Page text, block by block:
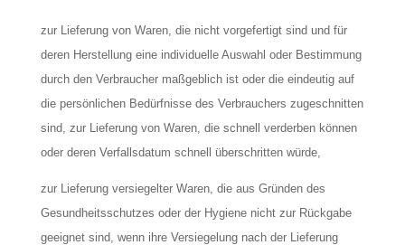
zur Lieferung von Waren, die nicht vorgefertigt sind und für
deren Herstellung eine individuelle Auswahl oder Bestimmung
durch den Verbraucher maßgeblich ist oder die eindeutig auf
die persönlichen Bedürfnisse des Verbrauchers zugeschnitten
sind, zur Lieferung von Waren, die schnell verderben können
oder deren Verfallsdatum schnell überschritten würde,
zur Lieferung versiegelter Waren, die aus Gründen des
Gesundheitsschutzes oder der Hygiene nicht zur Rückgabe
geeignet sind, wenn ihre Versiegelung nach der Lieferung